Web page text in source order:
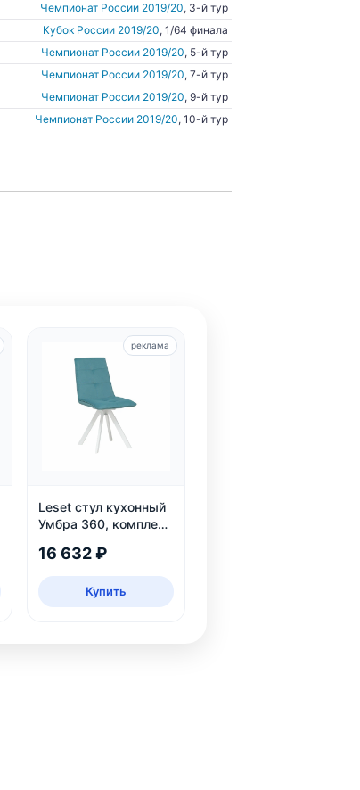
Чемпионат России 2019/20, 3-й тур
Кубок России 2019/20, 1/64 финала
Чемпионат России 2019/20, 5-й тур
Чемпионат России 2019/20, 7-й тур
Чемпионат России 2019/20, 9-й тур
Чемпионат России 2019/20, 10-й тур
Leset стул кухонный
Умбра 360, комплект
16 632 ₽
Купить
реклама